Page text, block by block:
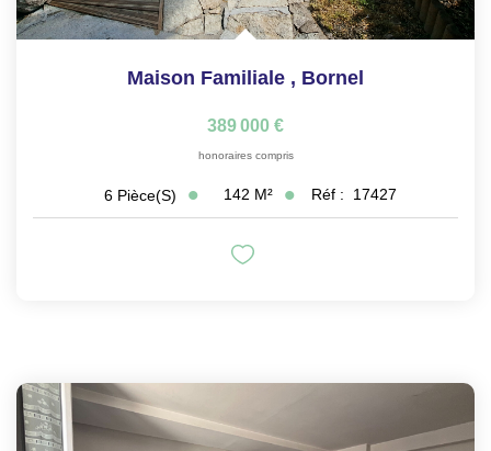
Maison Familiale , Bornel
389 000 €
honoraires compris
6 Pièce(s) 142 M² Réf : 17427